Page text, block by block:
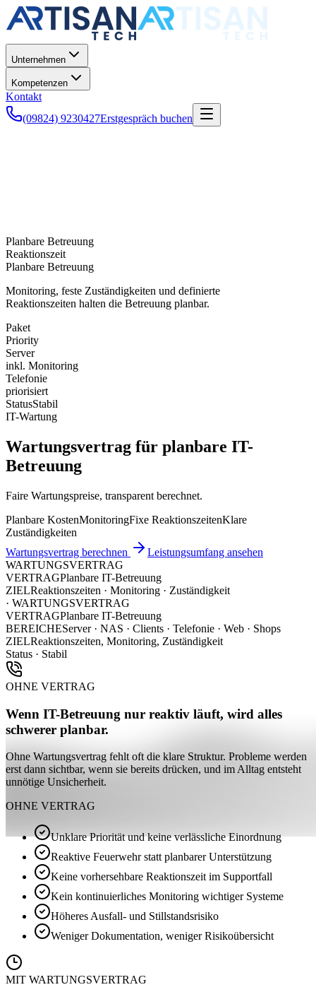
Unternehmen
Kompetenzen
Kontakt
(09824) 9230427Erstgespräch buchen
Planbare Betreuung
Reaktionszeit
Planbare Betreuung
Monitoring, feste Zuständigkeiten und definierte
Reaktionszeiten halten die Betreuung planbar.
Paket
Priority
Server
inkl. Monitoring
Telefonie
priorisiert
StatusStabil
IT-Wartung
Wartungsvertrag für planbare IT-
Betreuung
Faire Wartungspreise, transparent berechnet.
Planbare KostenMonitoringFixe ReaktionszeitenKlare
Zuständigkeiten
Wartungsvertrag berechnen
Leistungsumfang ansehen
WARTUNGSVERTRAG
VERTRAGPlanbare IT-Betreuung
ZIELReaktionszeiten · Monitoring · Zuständigkeit
· WARTUNGSVERTRAG
VERTRAGPlanbare IT-Betreuung
BEREICHEServer · NAS · Clients · Telefonie · Web · Shops
ZIELReaktionszeiten, Monitoring, Zuständigkeit
Status · Stabil
OHNE VERTRAG
Wenn IT-Betreuung nur reaktiv läuft, wird alles
schwerer planbar.
Ohne Wartungsvertrag fehlt oft die klare Struktur. Probleme werden
erst dann sichtbar, wenn sie bereits drücken, und im Alltag entsteht
unnötige Unsicherheit.
OHNE VERTRAG
Unklare Priorität und keine verlässliche Einordnung
Reaktive Feuerwehr statt planbarer Unterstützung
Keine vorhersehbare Reaktionszeit im Supportfall
Kein kontinuierliches Monitoring wichtiger Systeme
Höheres Ausfall- und Stillstandsrisiko
Weniger Dokumentation, weniger Risikoübersicht
MIT WARTUNGSVERTRAG